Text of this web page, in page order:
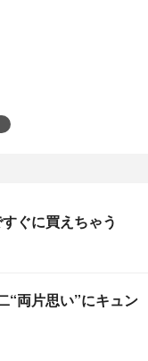
ぐに買えちゃう
“両片思い”にキュン